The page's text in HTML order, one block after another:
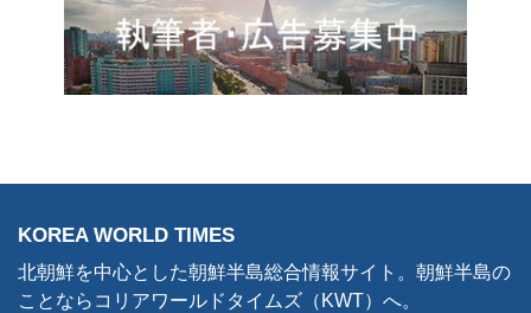
KOREA WORLD TIMES
北朝鮮を中心とした朝鮮半島総合情報サイト。朝鮮半島の
ことならコリアワールドタイムズ（KWT）へ。